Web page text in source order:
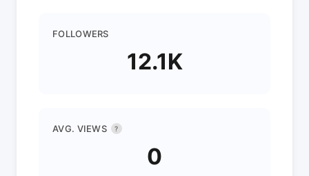
FOLLOWERS
12.1K
AVG. VIEWS ?
0